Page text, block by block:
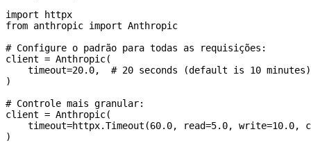
import httpx
from anthropic import Anthropic
# Configure o padrão para todas as requisições:
client = Anthropic(
    timeout
=20.0, # 20 seconds (default is 10 minutes)
)
# Controle mais granular:
client = Anthropic(
    timeout
=httpx.Timeout(60.0, read=5.0, write=10.0,
)